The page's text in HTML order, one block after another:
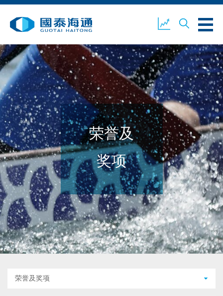
关于我们 业务概览 公司新闻
环境、社会及企业管治 国泰海通证券 联络我们
开设户口 客户登入
荣誉及
奖项
荣誉及奖项